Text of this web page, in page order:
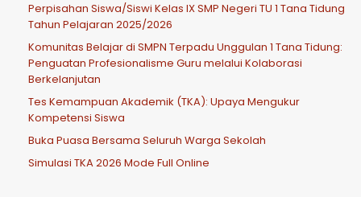
Perpisahan Siswa/Siswi Kelas IX SMP Negeri TU 1 Tana Tidung
Tahun Pelajaran 2025/2026
Komunitas Belajar di SMPN Terpadu Unggulan 1 Tana Tidung:
Penguatan Profesionalisme Guru melalui Kolaborasi
Berkelanjutan
Tes Kemampuan Akademik (TKA): Upaya Mengukur
Kompetensi Siswa
Buka Puasa Bersama Seluruh Warga Sekolah
Simulasi TKA 2026 Mode Full Online